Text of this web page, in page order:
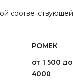
соответствующей
РОМЕК
от 1 500 до
4000